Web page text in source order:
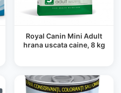
Royal Canin Mini Adult
hrana uscata caine, 8 kg